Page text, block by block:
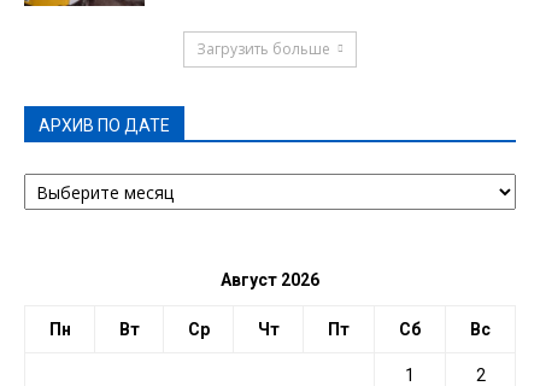
Загрузить больше
АРХИВ ПО ДАТЕ
АРХИВ
ПО
Август 2026
Пн Вт Ср Чт Пт Сб Вс
1 2